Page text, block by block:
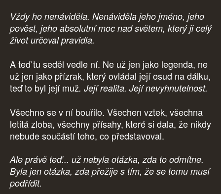
Vždy ho nenáviděla. Nenáviděla jeho jméno, jeho
pověst, jeho absolutní moc nad světem, který ji celý
život určoval pravidla.
A teď tu seděl vedle ní. Ne už jen jako legenda, ne
už jen jako přízrak, který ovládal její osud na dálku,
teď to byl její muž. Její realita. Její nevyhnutelnost.
Všechno se v ní bouřilo. Všechen vztek, všechna
letitá zloba, všechny přísahy, které si dala, že nikdy
nebude součástí toho, co představoval.
Ale právě teď... už nebyla otázka, zda to odmítne.
Byla jen otázka, zda přežije s tím, že se tomu musí
podřídit.